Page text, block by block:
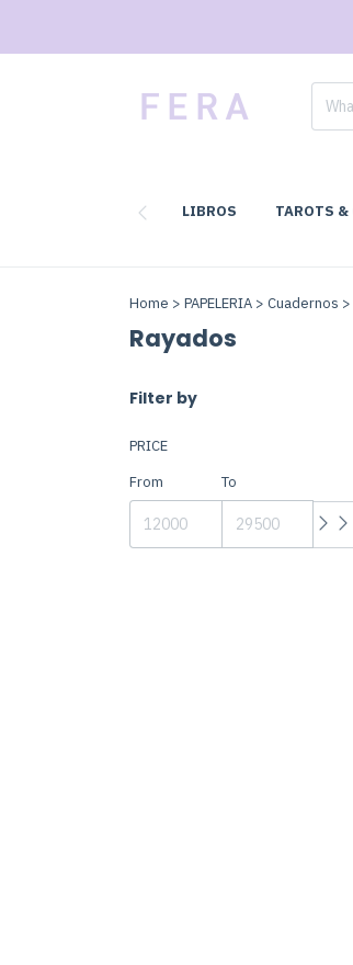
LIBROS TAROTS &
Home > PAPELERIA > Cuadernos >
Rayados
Filter by
PRICE
From
To